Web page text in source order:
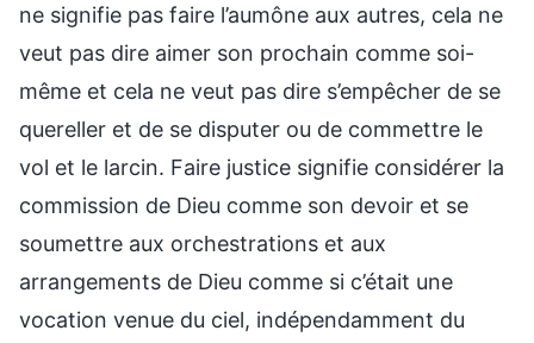
ne signifie pas faire l’aumône aux autres, cela ne
veut pas dire aimer son prochain comme soi-
même et cela ne veut pas dire s’empêcher de se
quereller et de se disputer ou de commettre le
vol et le larcin. Faire justice signifie considérer la
commission de Dieu comme son devoir et se
soumettre aux orchestrations et aux
arrangements de Dieu comme si c’était une
vocation venue du ciel, indépendamment du